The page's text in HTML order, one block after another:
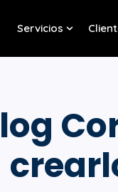
Servicios
Show